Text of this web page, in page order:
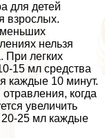
для детей
взрослых.
меньших
нельзя
При легких
15 мл средства
каждые 10 минут.
когда
увеличить
20-25 мл каждые